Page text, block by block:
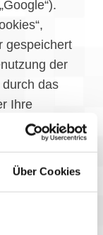
Über Cookies
gespeichert
der
das
Ihre
der Regel an
übertragen
der
oder in